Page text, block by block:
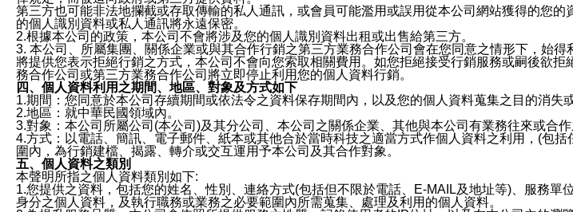
第三方也可能非法地攔截或存取傳輸的私人通訊，或會員可能濫用或誤用從本公司網站獲得的您
的個人識別資料或私人通訊將永遠保密。
2.根據本公司的政策，本公司不會將涉及您的個人識別資料出租或出售給第三方。
3. 本公司、所屬集團、關係企業或與其合作行銷之第三方業務合作公司會在您同意之情形下，始
將提供您表示拒絕行銷之方式，本公司不會向您索取相關費用。如您拒絕接受行銷服務或嗣後欲
務合作公司或第三方業務合作公司將立即停止利用您的個人資料行銷。
四、個人資料利用之期間、地區、對象及方式如下
1.期間：您同意於本公司存續期間或依法令之資料保存期間內，以及您的個人資料蒐集之目的消失
2.地區：就中華民國領域內。
3.對象：本公司所屬公司(本公司)及其分公司、本公司之關係企業、其他與本公司有業務往來或合作
4.方式：以電話、簡訊、電子郵件、紙本或其他合於當時科技之適當方式作個人資料之利用，(包
圍內，為行銷建檔、揭露、轉介或交互運用予本公司及其合作對象。
五、個人資料之類別
本聲明所指之個人資料類別如下:
1.您提供之資料，包括您的姓名、性別、連絡方式(包括但不限於電話、E-MAIL及地址等)、服務
身分之個人資料，及執行職務或業務之必要範圍內所需蒐集、處理及利用的個人資料。